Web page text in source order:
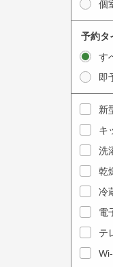
i
t
h
c
a
l
n
d
a
r
a
c
w
i
t
h
t
h
c
a
l
e
n
d
個
予約タ
す
即
新
キ
洗
乾
冷
電
テ